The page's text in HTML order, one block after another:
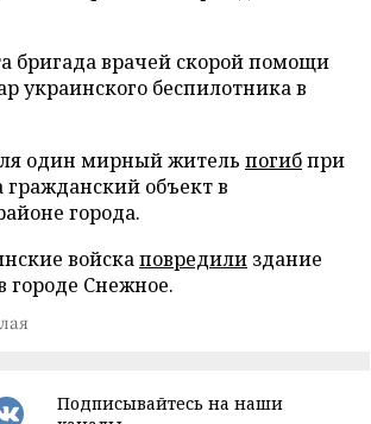
бригада врачей скорой помощи
украинского беспилотника в
один мирный житель погибпри
гражданский объект в
города.
войскаповредили здание
городе Снежное.
Подписывайтесь на наши